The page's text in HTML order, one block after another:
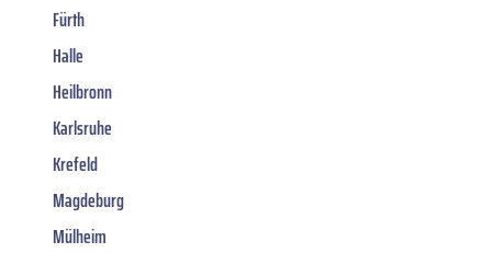
Fürth
Halle
Heilbronn
Karlsruhe
Krefeld
Magdeburg
Mülheim